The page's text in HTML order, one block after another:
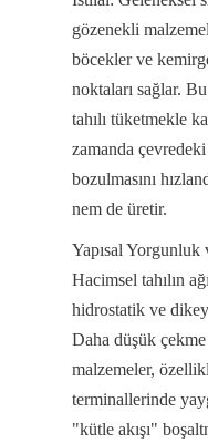
gözenekli
böcekler ve
noktaları sağlar.
tahılı tüketmekle
zamanda
bozulmasını
nem de üretir.
Yapısal
Hacimsel tahılın
hidrostatik ve
Daha düşük çekme
malzemeler,
terminallerinde
"kütle akışı"